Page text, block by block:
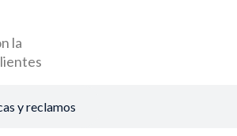
la
y reclamos